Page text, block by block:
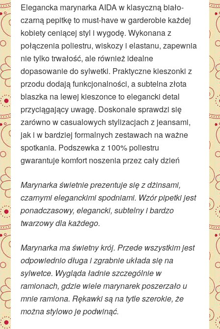
Elegancka marynarka AIDA w klasyczną biało-
czarną pepitkę to must-have w garderobie każdej
kobiety ceniącej styl i wygodę. Wykonana z
połączenia poliestru, wiskozy i elastanu, zapewnia
nie tylko trwałość, ale również idealne
dopasowanie do sylwetki. Praktyczne kieszonki z
przodu dodają funkcjonalności, a subtelna złota
blaszka na lewej kieszonce to elegancki detal
przyciągający uwagę. Doskonale sprawdzi się
zarówno w casualowych stylizacjach z jeansami,
jak i w bardziej formalnych zestawach na ważne
spotkania. Podszewka z 100% poliestru
gwarantuje komfort noszenia przez cały dzień
Marynarka świetnie prezentuje się z dżinsami,
czarnymi eleganckimi spodniami. Wzór pipetki jest
ponadczasowy, elegancki, subtelny i bardzo
twarzowy dla każdego.
Marynarka ma świetny krój. Przede wszystkim jest
odpowiednio długa i zgrabnie układa się na
sylwetce. Wygląda ładnie szczególnie w
ramionach, gdzie wiele marynarek poszerzało u
mnie ramiona. Rękawki są na tytle szerokie, że
można stylowo je podwinąć.